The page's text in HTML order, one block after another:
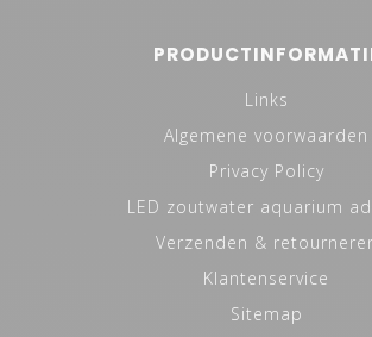
Links
Algemene voorwaarden
Privacy Policy
LED zoutwater aquarium
Verzenden &
Klantenservice
Sitemap